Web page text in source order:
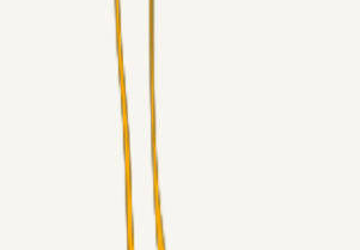
GulBlaaPuls
Kommer Jobbe hjem?
Masterclass
05. aug. 2026
Brøndby-TV og u-19
Alt det andet
04. aug. 2026
5. Forudsigelser op til Horsens kampen.